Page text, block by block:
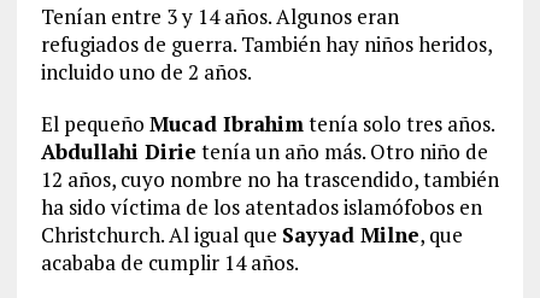
Tenían entre 3 y 14 años. Algunos eran
refugiados de guerra. También hay niños heridos,
incluido uno de 2 años.
El pequeño Mucad Ibrahimtenía solo tres años.
Abdullahi Dirie tenía un año más. Otro niño de
12 años, cuyo nombre no ha trascendido, también
ha sido víctima de los atentados islamófobos en
Christchurch. Al igual que Sayyad Milne, que
acababa de cumplir 14 años.